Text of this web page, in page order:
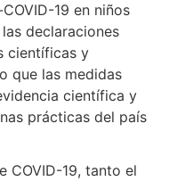
19 en niños
declaraciones
científicas y
que las medidas
científica y
prácticas del país
COVID-19, tanto el